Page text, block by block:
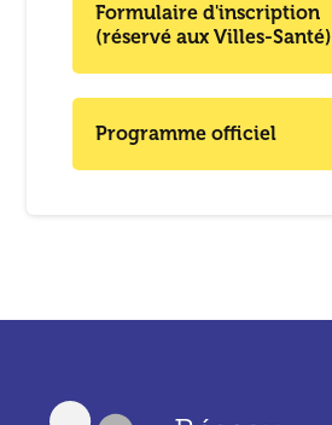
Formulaire d'inscription
(réservé aux Villes-Santé)
Programme officiel